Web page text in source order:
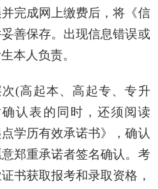
完成网上缴费后，将《信
善保存。出现信息错误或
本人负责。
(高起本、高起专、专升
认表的同时，还须阅读
点学历有效承诺书》，确认
郑重承诺者签名确认。考
书获取报考和录取资格，